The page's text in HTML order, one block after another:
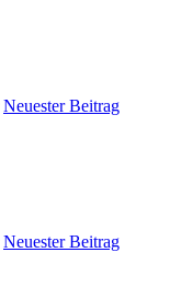
Neuester Beitrag
Neuester Beitrag